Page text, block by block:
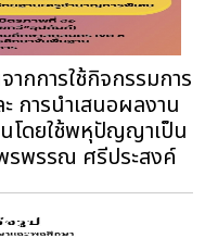
กการใช้กิจกรรมการ
การนำเสนอผลงาน
โดยใช้พหุปัญญาเป็น
รพรรณ ศรีประสงค์